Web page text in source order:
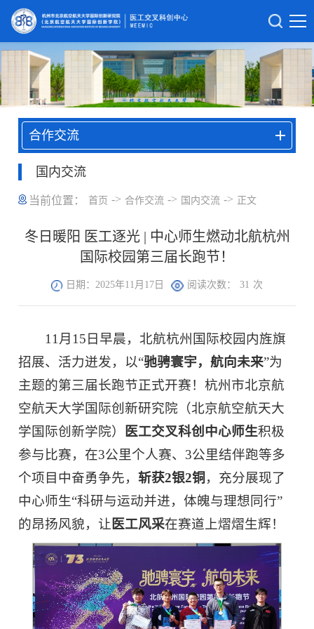
合作交流
国内交流
当前位置： 首页 -> 合作交流 -> 国内交流 -> 正文
冬日暖阳 医工逐光 | 中心师生燃动北航杭州
国际校园第三届长跑节！
日期：2025年11月17日 阅读次数： 31 次
11月15日早晨，北航杭州国际校园内旌旗
招展、活力迸发，以“驰骋寰宇，航向未来”为
主题的第三届长跑节正式开赛！杭州市北京航
空航天大学国际创新研究院（北京航空航天大
学国际创新学院）
医工交叉科创中心师生积极
参与比赛，在3公里个人赛、3公里结伴跑等多
个项目中奋勇争先，斩获2银2铜 ，充分展现了
中心师生“科研与运动并进，体魄与理想同行”
的昂扬风貌，让 医工风采在赛道上熠熠生辉！